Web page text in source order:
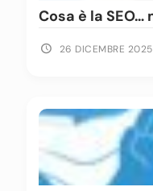
Cosa è la SEO…
26 DICEMBRE 2025